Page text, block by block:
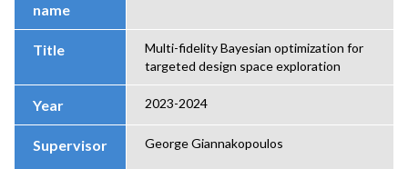
name
Title
Multi-fidelity Bayesian optimization for
targeted design space exploration
Year 2023-2024
Supervisor George Giannakopoulos